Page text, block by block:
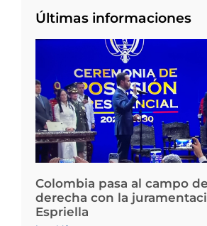
Últimas informaciones
Colombia pasa al campo
derecha con la
Espriella